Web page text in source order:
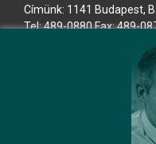
Címünk: 1141 Budapest,
Tel: 489-0880 Fax: 489-
Minden jog fenntartva! ©